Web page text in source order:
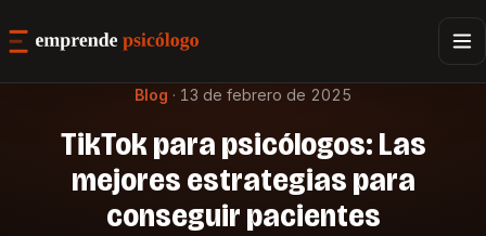
Blog · 13 de febrero de 2025
TikTok para psicólogos: Las
mejores estrategias para
conseguir pacientes